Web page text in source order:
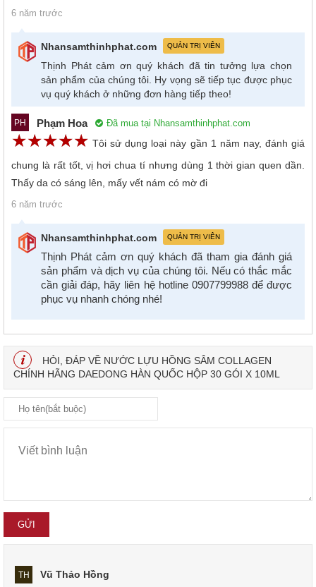
6 năm trước
Nhansamthinhphat.com QUẢN TRỊ VIÊN
Thịnh Phát cảm ơn quý khách đã tin tưởng lựa chọn
sản phẩm của chúng tôi. Hy vọng sẽ tiếp tục được phục
vụ quý khách ở những đơn hàng tiếp theo!
PH Phạm Hoa Đã mua tại Nhansamthinhphat.com
☆☆☆☆☆
★★★★★ Tôi sử dụng loại này gần 1 năm nay, đánh giá
chung là rất tốt, vị hơi chua tí nhưng dùng 1 thời gian quen dần.
Thấy da có sáng lên, mấy vết nám có mờ đi
6 năm trước
Nhansamthinhphat.com QUẢN TRỊ VIÊN
Thịnh Phát cảm ơn quý khách đã tham gia đánh giá
sản phẩm và dịch vụ của chúng tôi. Nếu có thắc mắc
cần giải đáp, hãy liên hệ hotline 0907799988 để được
phục vụ nhanh chóng nhé!
HỎI, ĐÁP VỀ NƯỚC LỰU HỒNG SÂM COLLAGEN
CHÍNH HÃNG DAEDONG HÀN QUỐC HỘP 30 GÓI X 10ML
TH Vũ Thảo Hồng